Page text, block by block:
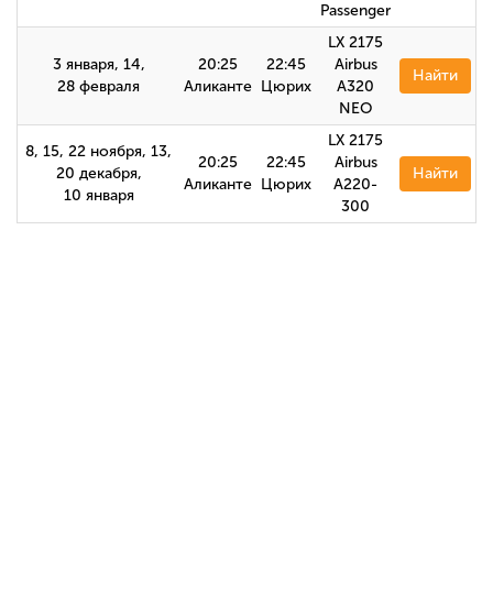
Passenger
3 января, 14,
28 февраля
20:25
Аликанте
22:45
Цюрих
LX 2175
Airbus
A320
NEO
Найти
8, 15, 22 ноября, 13,
20 декабря,
10 января
20:25
Аликанте
22:45
Цюрих
LX 2175
Airbus
A220-
300
Найти